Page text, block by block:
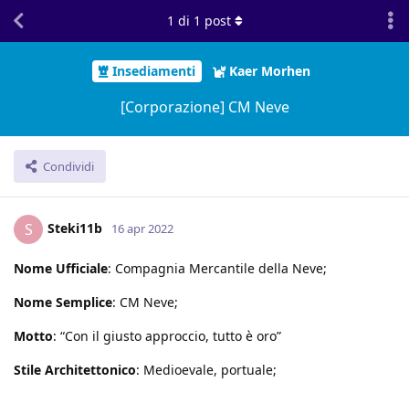
Insediamenti Kaer Morhen
[Corporazione] CM Neve
Condividi
1 di 1 post
S Steki11b 16 apr 2022
Nome Ufficiale: Compagnia Mercantile della Neve;
Nome Semplice: CM Neve;
Motto: “Con il giusto approccio, tutto è oro”
Stile Architettonico: Medioevale, portuale;